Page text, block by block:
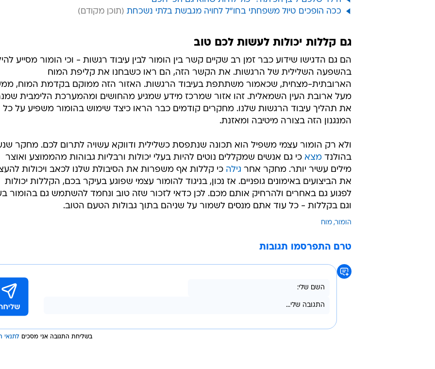
ככה הופכים טיול משפחתי בחו"ל לחויה מגבשת בלתי נשכחת
גם קללות יכולות לעשות לכם טוב
הם גם הדגישו שידוע כבר זמן רב שקיים קשר בין הומור לבין עיבוד רגשות - וכי הומור מסייע
בהשפעה השלילית של הרגשות. את הקשר הזה, הם ראו כשבחנו את קליפת המוח
הארובתית-מצחית, שכאמור משתתפת בעיבוד הרגשות. האזור הזה ממוקם בקדמת המוח,
מעל ארובת העין השמאלית. זהו אזור שמרכז מידע שמגיע מהחושים ומהמערכת הלימבית
את תהליך עיבוד הרגשות שלנו. מחקרים קודמים כבר הראו כיצד שימוש בהומור משפיע על כל
המנגנון הזה בצורה מיטיבה ומאזנת.
ולא רק הומור עצמי משפיל הוא תכונה שנתפסת כשלילית ודווקא עשויה לתרום לכם. מחקר
בהולנד מצא כי גם אנשים שמקללים נוטים להיות בעלי יכולות ורבליות גבוהות מהממוצע ואוצר
מילים עשיר יותר. מחקר אחר גילה כי קללות אף משפרות את הסיבולת שלנו לכאב ויכולות
את הביצועים באימונים גופניים. אז נכון, בניגוד להומור עצמי שפוגע בעיקר בכם, הקללות יכולות
לפגוע גם באחרים ולהרחיק אותם מכם. לכן כדאי לזכור שזה טוב ונחמד להשתמש גם בהומור
וגם בקללות - כל עוד אתם מנסים לשמור על שניהם בתוך גבולות הטעם הטוב.
הומור מוח
טרם התפרסמו תגובות
בשליחת התגובה אני מסכים לתנאי